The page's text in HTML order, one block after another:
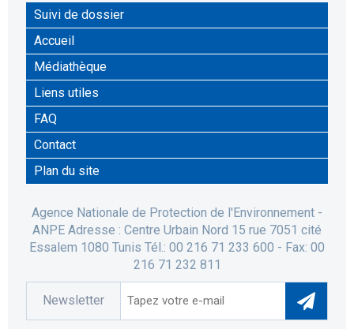
Suivi de dossier
Accueil
Médiathèque
Liens utiles
FAQ
Contact
Plan du site
Agence Nationale de Protection de l'Environnement -
ANPE Adresse : Centre Urbain Nord 15 rue 7051 cité
Essalem 1080 Tunis Tél.: 00 216 71 233 600 - Fax: 00
216 71 232 811
Newsletter